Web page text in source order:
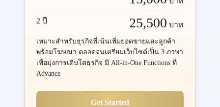
2 ปี 25,500 บาท
เหมาะสำหรับธุรกิจที่เน้นเพิ่มยอดขายและลูกค้า
พร้อมโฆษณา ตลอดจนเตรียมเว็บไซต์เป็น 3 ภาษา
เพื่อมุ่งการเติบโตธุรกิจ มี All-in-One Functions ที่
Advance
Get Started